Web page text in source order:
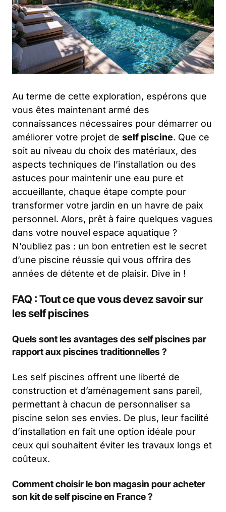
Au terme de cette exploration, espérons que
vous êtes maintenant armé des
connaissances nécessaires pour démarrer ou
améliorer votre projet de self piscine. Que ce
soit au niveau du choix des matériaux, des
aspects techniques de l’installation ou des
astuces pour maintenir une eau pure et
accueillante, chaque étape compte pour
transformer votre jardin en un havre de paix
personnel. Alors, prêt à faire quelques vagues
dans votre nouvel espace aquatique ?
N’oubliez pas : un bon entretien est le secret
d’une piscine réussie qui vous offrira des
années de détente et de plaisir. Dive in !
FAQ : Tout ce que vous devez savoir sur
les self piscines
Quels sont les avantages des self piscines par
rapport aux piscines traditionnelles ?
Les self piscines offrent une liberté de
construction et d’aménagement sans pareil,
permettant à chacun de personnaliser sa
piscine selon ses envies. De plus, leur facilité
d’installation en fait une option idéale pour
ceux qui souhaitent éviter les travaux longs et
coûteux.
Comment choisir le bon magasin pour acheter
son kit de self piscine en France ?